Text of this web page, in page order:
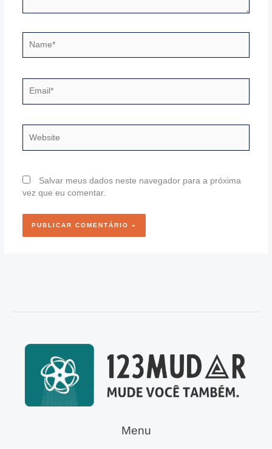
Salvar meus dados neste navegador para a próxima
vez que eu comentar.
Menu